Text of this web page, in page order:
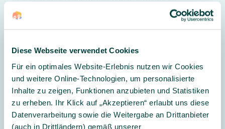
Diese Webseite verwendet Cookies
Für ein optimales Website-Erlebnis nutzen wir Cookies
und weitere Online-Technologien, um personalisierte
Inhalte zu zeigen, Funktionen anzubieten und Statistiken
zu erheben. Ihr Klick auf „Akzeptieren“ erlaubt uns diese
Datenverarbeitung sowie die Weitergabe an Drittanbieter
(auch in Drittländern) gemäß unserer
96 Seiten
Verlag: Klett Kita GmbH
ISBN. 978-3-96046-036-7